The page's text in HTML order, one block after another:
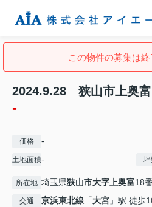
この物件の募集は終
2024.9.28 狭山市上奥富
-
価格 -
土地面積-
所在地 埼玉県狭山市大字上奥富18
交通 京浜東北線 「大宮 」駅 徒歩